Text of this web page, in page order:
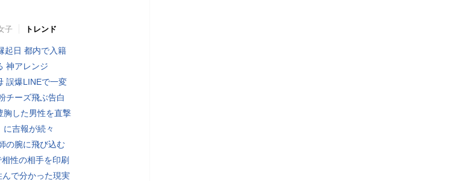
子 トレンド
起日 都内で入籍
神アレンジ
誤爆LINEで一変
チーズ飛ぶ告白
胸した男性を直撃
に吉報が続々
の腕に飛び込む
性の相手を印刷
で分かった現実